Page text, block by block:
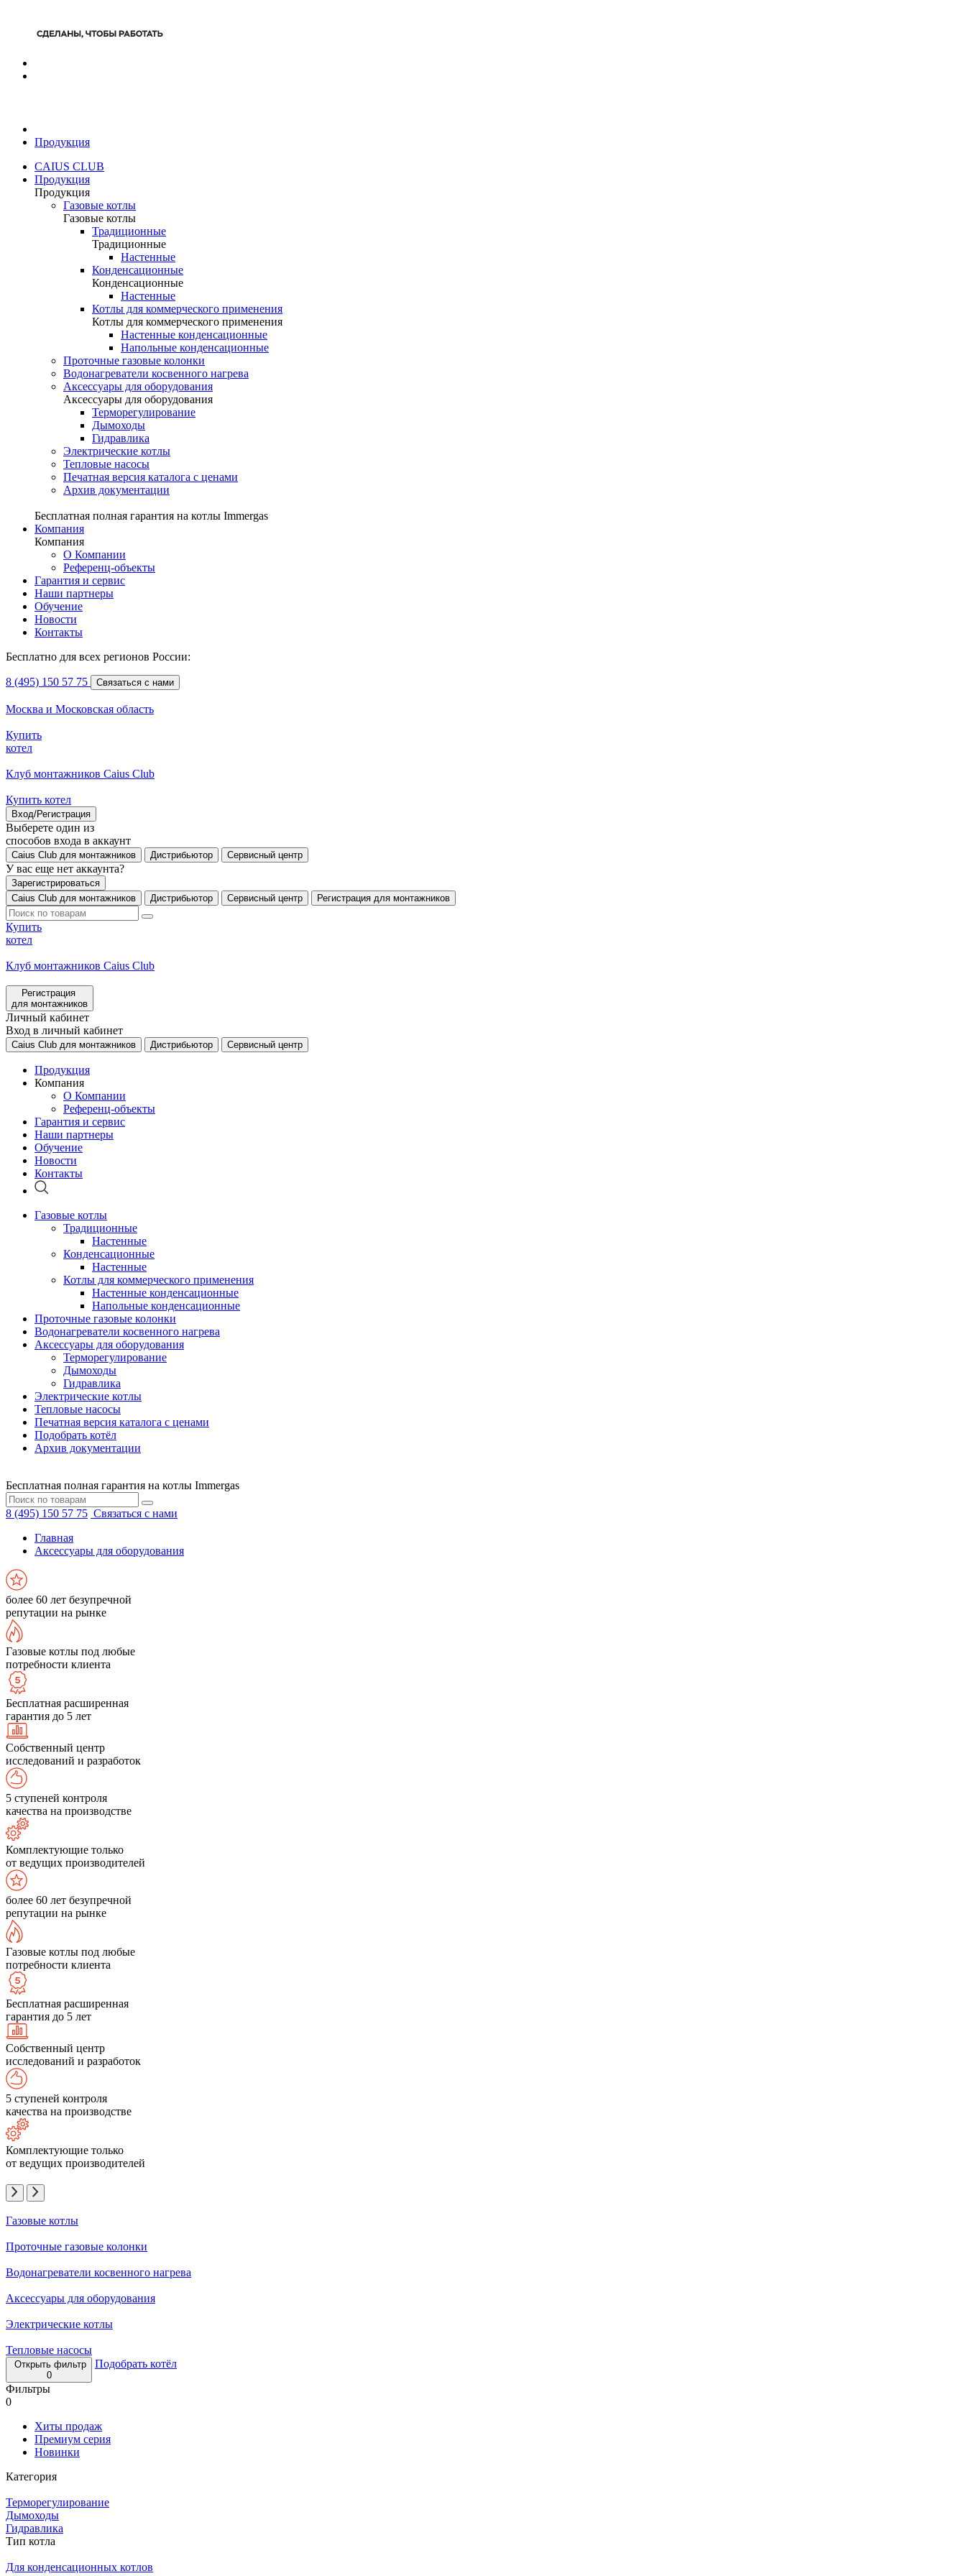
Продукция
CAIUS CLUB
Продукция
Продукция
Газовые котлы
Газовые котлы
Традиционные
Традиционные
Настенные
Конденсационные
Конденсационные
Настенные
Котлы для коммерческого применения
Котлы для коммерческого применения
Настенные конденсационные
Напольные конденсационные
Проточные газовые колонки
Водонагреватели косвенного нагрева
Аксессуары для оборудования
Аксессуары для оборудования
Терморегулирование
Дымоходы
Гидравлика
Электрические котлы
Тепловые насосы
Печатная версия каталога с ценами
Архив документации
Бесплатная полная гарантия на котлы Immergas
Компания
Компания
О Компании
Референц-объекты
Гарантия и сервис
Наши партнеры
Обучение
Новости
Контакты
Бесплатно для всех регионов России:
8 (495) 150 57 75 Связаться с нами
Москва и Московская область
Купить
котел
Клуб монтажников Caius Club
Купить котел
Вход/Регистрация
Выберете один из
способов входа в аккаунт
Caius Club для монтажников Дистрибьютор Сервисный центр
У вас еще нет аккаунта?
Зарегистрироваться
Caius Club для монтажников
Дистрибьютор Сервисный центр Регистрация для монтажников
Купить
котел
Клуб монтажников Caius Club
Регистрация
для монтажников
Личный кабинет
Вход в личный кабинет
Caius Club для монтажников Дистрибьютор Сервисный центр
Продукция
Компания
О Компании
Референц-объекты
Гарантия и сервис
Наши партнеры
Обучение
Новости
Контакты
Газовые котлы
Традиционные
Настенные
Конденсационные
Настенные
Котлы для коммерческого применения
Настенные конденсационные
Напольные конденсационные
Проточные газовые колонки
Водонагреватели косвенного нагрева
Аксессуары для оборудования
Терморегулирование
Дымоходы
Гидравлика
Электрические котлы
Тепловые насосы
Печатная версия каталога с ценами
Подобрать котёл
Архив документации
Бесплатная полная гарантия на котлы Immergas
8 (495) 150 57 75 Связаться с нами
Главная
Аксессуары для оборудования
более 60 лет безупречной
репутации на рынке
Газовые котлы под любые
потребности клиента
Бесплатная расширенная
гарантия до 5 лет
Собственный центр
исследований и разработок
5 ступеней контроля
качества на производстве
Комплектующие только
от ведущих производителей
более 60 лет безупречной
репутации на рынке
Газовые котлы под любые
потребности клиента
Бесплатная расширенная
гарантия до 5 лет
Собственный центр
исследований и разработок
5 ступеней контроля
качества на производстве
Комплектующие только
от ведущих производителей
Газовые котлы
Проточные газовые колонки
Водонагреватели косвенного нагрева
Аксессуары для оборудования
Электрические котлы
Тепловые насосы
Открыть фильтр
0
Подобрать котёл
Фильтры
0
Хиты продаж
Премиум серия
Новинки
Категория
Терморегулирование
Дымоходы
Гидравлика
Тип котла
Для конденсационных котлов